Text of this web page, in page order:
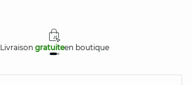
Livraison gratuiteen boutique